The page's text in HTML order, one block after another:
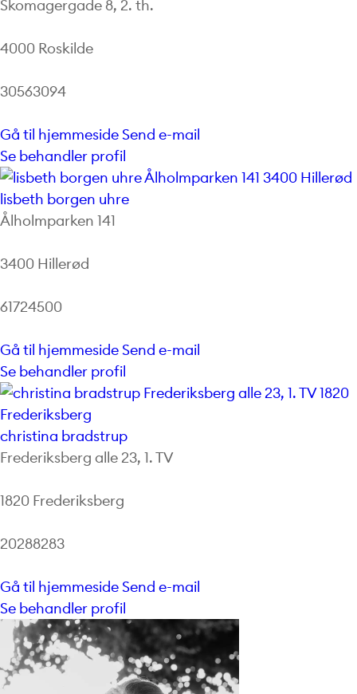
Skomagergade 8, 2. th.
4000 Roskilde
30563094
Gå til hjemmesideSend e-mail
Se behandler profil
lisbeth borgen uhre
Ålholmparken 141
3400 Hillerød
61724500
Gå til hjemmesideSend e-mail
Se behandler profil
christina bradstrup
Frederiksberg alle 23, 1. TV
1820 Frederiksberg
20288283
Gå til hjemmesideSend e-mail
Se behandler profil